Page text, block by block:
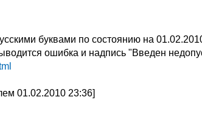
буквами по состоянию на
ошибка и надпись "Введен
01.02.2010 23:36]